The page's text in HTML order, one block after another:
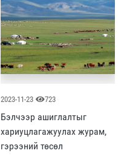
2023-11-23 723
Бэлчээр ашиглалтыг
хариуцлагажуулах журам,
гэрээний төсөл